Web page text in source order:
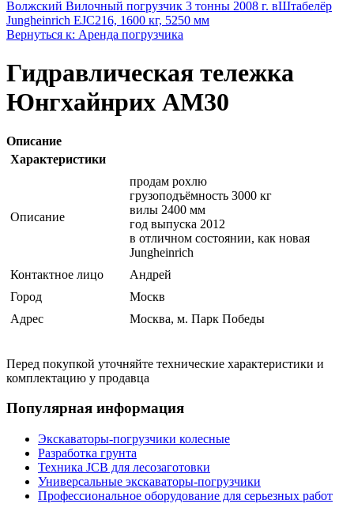
Волжский Вилочный погрузчик 3 тонны 2008 г. вШтабелёр
Jungheinrich EJC216, 1600 кг, 5250 мм
Вернуться к: Аренда погрузчика
Гидравлическая тележка
Юнгхайнрих AM30
Описание
Характеристики
Описание
продам рохлю
грузоподъёмность 3000 кг
вилы 2400 мм
год выпуска 2012
в отличном состоянии, как новая
Jungheinrich
Контактное лицо
Андрей
Город
Москв
Адрес
Москва, м. Парк Победы
Перед покупкой уточняйте технические характеристики и
комплектацию у продавца
Популярная информация
Экскаваторы-погрузчики колесные
Разработка грунта
Техника JCB для лесозаготовки
Универсальные экскаваторы-погрузчики
Профессиональное оборудование для серьезных работ